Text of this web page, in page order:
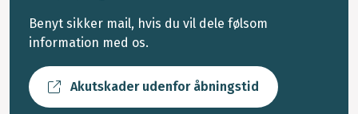
Benyt sikker mail, hvis du vil dele følsom
information med os.
Akutskader udenfor åbningstid